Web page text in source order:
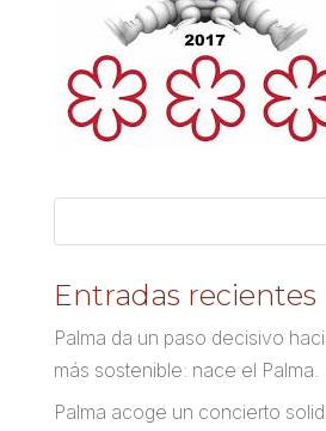
Entradas recientes
Palma da un paso decisivo
más sostenible: nace el Palma.
Palma acoge un concierto